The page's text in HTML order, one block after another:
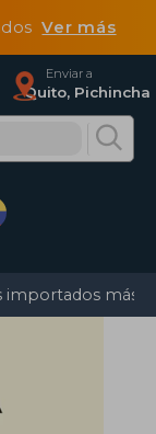
Ver más
Enviar a
Quito, Pichincha
importados más